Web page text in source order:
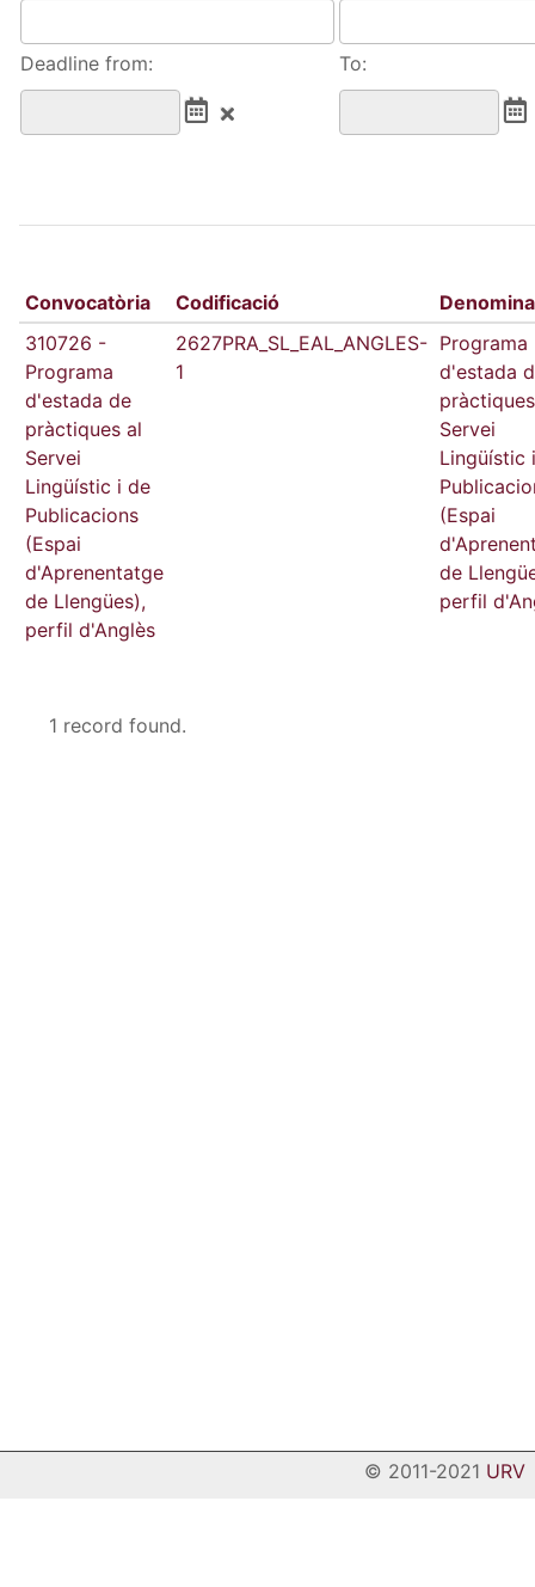
Deadline from: To:
Convocatòria Codificació
310726 -
Programa
d'estada de
pràctiques al
Servei
Lingüístic i de
Publicacions
(Espai
d'Aprenentatge
de Llengües),
perfil d'Anglès
2627PRA_SL_EAL_ANGLES-
1
Programa
d'estada
Servei
Lingüístic
(Espai
de
perfil
1 record found.
© 2011-2021 URV